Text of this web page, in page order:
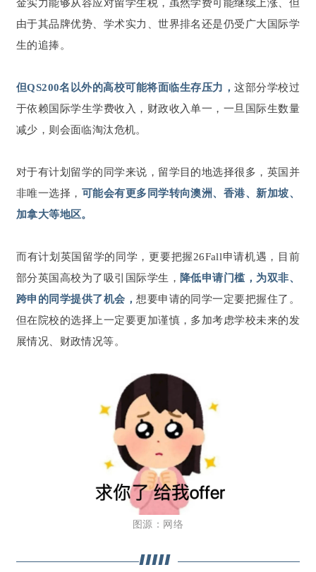
金实力能够从容应对留学生税，虽然学费可能继续上涨、但
由于其品牌优势、学术实力、世界排名还是仍受广大国际学
生的追捧。
但QS200名以外的高校可能将面临生存压力，这部分学校过
于依赖国际学生学费收入，财政收入单一，一旦国际生数量
减少，则会面临淘汰危机。
对于有计划留学的同学来说，留学目的地选择很多，英国并
非唯一选择， 可能会有更多同学转向澳洲、香港、新加坡、
加拿大等地区。
而有计划英国留学的同学，更要把握26Fall申请机遇，目前
部分英国高校为了吸引国际学生， 降低申请门槛，为双非、
跨申的同学提供了机会，想要申请的同学一定要把握住了。
但在院校的选择上一定要更加谨慎，多加考虑学校未来的发
展情况、财政情况等。
图源：网络